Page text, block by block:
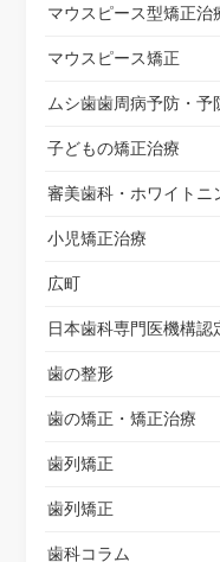
マウスピース型矯正治
マウスピース矯正
ムシ歯歯周病予防・予
子どもの矯正治療
審美歯科・ホワイトニ
小児矯正治療
広町
日本歯科専門医機構認
歯の整形
歯の矯正・矯正治療
歯列矯正
歯列矯正
歯科コラム